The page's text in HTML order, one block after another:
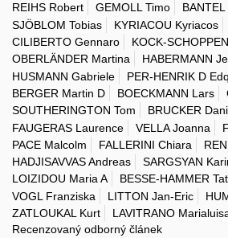
REIHS Robert
GEMOLL Timo
SJÖBLOM Tobias
KYRIACOU Kyriacos
CILIBERTO Gennaro
KOCK-
OBERLÄNDER Martina
HABERMANN
HUSMANN Gabriele
PER-HENRIK D
BERGER Martin D
BOECKMANN Lars
SOUTHERINGTON Tom
BRUCKER
FAUGERAS Laurence
VELLA Joanna
PACE Malcolm
FALLERINI Chiara
HADJISAVVAS Andreas
SARGSYAN
LOIZIDOU Maria A
BESSE-HAMMER
VOGL Franziska
LITTON Jan-Eric
ZATLOUKAL Kurt
LAVITRANO
Recenzovaný odborný článek